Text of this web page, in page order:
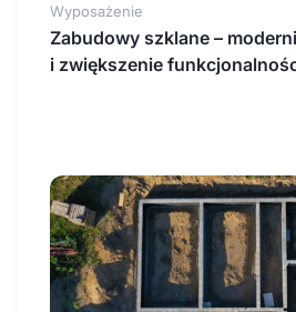
Wyposażenie
Zabudowy szklane –
i zwiększenie